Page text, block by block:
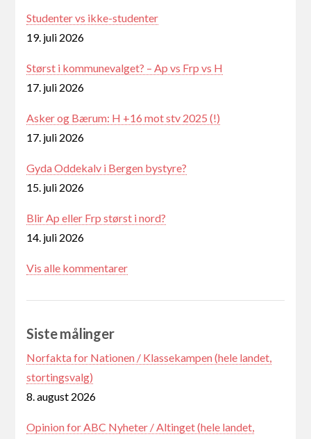
Studenter vs ikke-studenter
19. juli 2026
Størst i kommunevalget? – Ap vs Frp vs H
17. juli 2026
Asker og Bærum: H +16 mot stv 2025 (!)
17. juli 2026
Gyda Oddekalv i Bergen bystyre?
15. juli 2026
Blir Ap eller Frp størst i nord?
14. juli 2026
Vis alle kommentarer
Siste målinger
Norfakta for Nationen / Klassekampen (hele landet,
stortingsvalg)
8. august 2026
Opinion for ABC Nyheter / Altinget (hele landet,